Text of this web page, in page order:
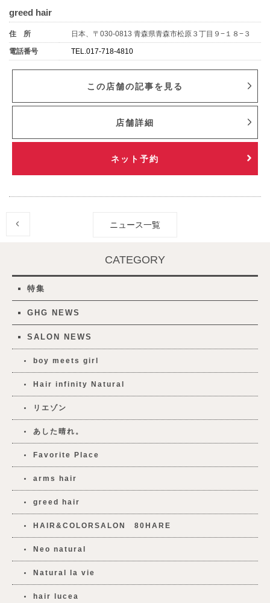
greed hair
住 所 日本、〒030-0813 青森県青森市松原３丁目９−１８−３
電話番号 TEL.017-718-4810
この店舗の記事を見る
店舗詳細
ネット予約
ニュース一覧
CATEGORY
特集
GHG NEWS
SALON NEWS
boy meets girl
Hair infinity Natural
リエゾン
あした晴れ。
Favorite Place
arms hair
greed hair
HAIR&COLORSALON 80HARE
Neo natural
Natural la vie
hair lucea